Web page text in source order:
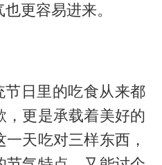
更容易进来。
日里的吃食从来都
更是承载着美好的
天吃对三样东西，